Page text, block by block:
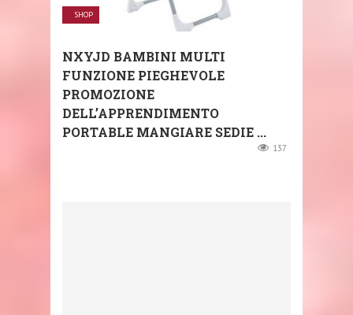
SHOP
NXYJD BAMBINI MULTI
FUNZIONE PIEGHEVOLE
PROMOZIONE
DELL’APPRENDIMENTO
PORTABLE MANGIARE SEDIE ...
137